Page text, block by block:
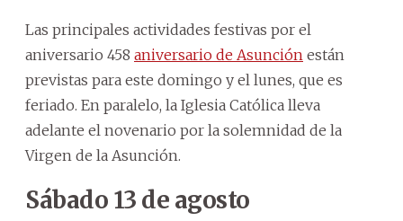
Las principales actividades festivas por el
aniversario 458 aniversario de Asunción están
previstas para este domingo y el lunes, que es
feriado. En paralelo, la Iglesia Católica lleva
adelante el novenario por la solemnidad de la
Virgen de la Asunción.
Sábado 13 de agosto